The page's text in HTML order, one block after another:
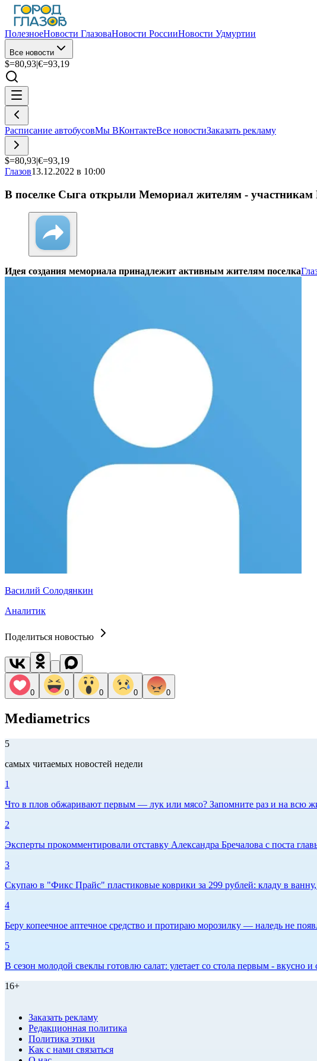
ПолезноеНовости ГлазоваНовости РоссииНовости Удмуртии
Все новости
$=80,93|€=93,19
Расписание автобусовМы ВКонтактеВсе новостиЗаказать рекламу
$=80,93|€=93,19
Глазов13.12.2022 в 10:00
В поселке Сыга открыли Мемориал жителям -
Идея создания мемориала принадлежит активным жителям поселка
Василий Солодянкин
Аналитик
Поделиться новостью
0 0 0 0 0
Mediametrics
5
самых читаемых новостей недели
1
Что в плов обжаривают первым — лук или мясо? Запомните раз и на всю
2
Эксперты прокомментировали отставку Александра Бречалова с поста
3
Скупаю в "Фикс Прайс" пластиковые коврики за 299 рублей: кладу в
4
Беру копеечное аптечное средство и протираю морозилку — наледь не
5
В сезон молодой свеклы готовлю салат: улетает со стола первым - вкусно
16+
Заказать рекламу
Редакционная политика
Политика этики
Как с нами связаться